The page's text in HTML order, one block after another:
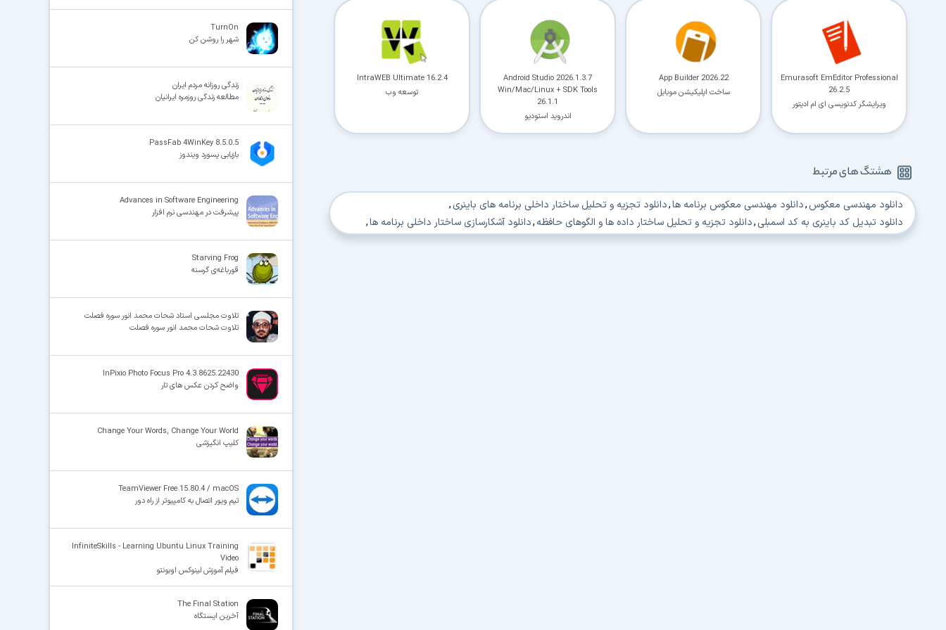
Emurasoft EmEditor Professional
26.2.5
ویرایشگر کدنویسی ای ام ادیتور
App Builder 2026.22
ساخت اپلیکیشن موبایل
Android Studio 2026.1.3.7
Win/Mac/Linux + SDK Tools
26.1.1
اندروید استودیو
IntraWEB Ultimate 16.2.4
توسعه وب
هشتگ های مرتبط
دانلود مهندسی معکوس,دانلود مهندسی معکوس برنامه ها,دانلود تجزیه و تحلیل ساختار داخلی برنامه های باینری,
دانلود تبدیل کد باینری به کد اسمبلی,دانلود تجزیه و تحلیل ساختار داده ها و الگوهای حافظه,دانلود آشکارسازی ساختار داخلی برنامه ها,
TurnOn
شهر را روشن کن
زندگی روزانه مردم ایران
مطالعه زندگی روزمره ایرانیان
PassFab 4WinKey 8.5.0.5
بازیابی پسورد ویندوز
Advances in Software Engineering
پیشرفت در مهندسی نرم افزار
Starving Frog
قورباغه‌ی گرسنه
تلاوت مجلسی استاد شحات محمد انور سوره فصلت
تلاوت شحات محمد انور سوره فصلت
InPixio Photo Focus Pro 4.3.8625.22430
واضح کردن عکس های تار
Change Your Words, Change Your World
کلیپ انگیزشی
TeamViewer Free 15.80.4 / macOS
تیم ویور اتصال به کامپیوتر از راه دور
InfiniteSkills - Learning Ubuntu Linux Training
Video
فیلم آموزش لینوکس اوبونتو
The Final Station
آخرین ایستگاه